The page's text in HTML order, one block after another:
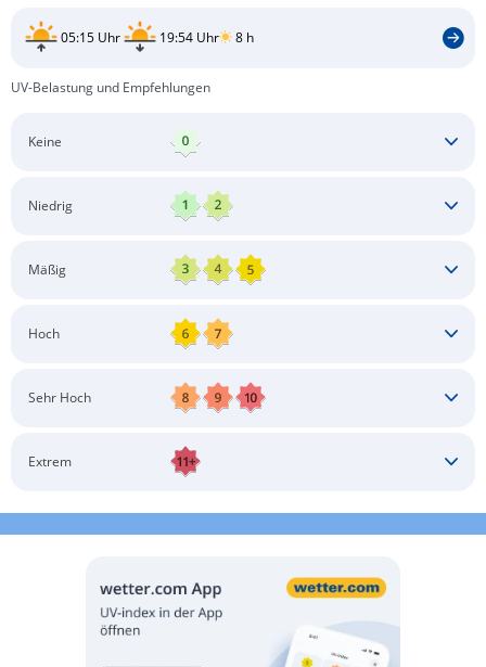
05:15 Uhr 19:54 Uhr 8 h
UV-Belastung und Empfehlungen
Keine
Niedrig
Mäßig
Langärmlige Bekleidung
Hoch
Langärmlige Bekleidung
Sonnenbrille
Sehr Hoch
Langärmlige Bekleidung
Extrem